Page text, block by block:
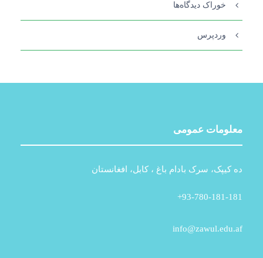
خوراک دیدگاه‌ها
وردپرس
معلومات عمومی
ده کیپک، سرک بادام باغ ، کابل، افغانستان
93-780-181-181+
info@zawul.edu.af